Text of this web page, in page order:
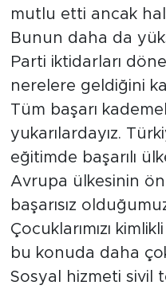
mutlu etti ancak
Bunun daha da
Parti iktidarları
nerelere geldiğini
Tüm başarı
yukarılardayız.
eğitimde başarılı
Avrupa ülkesinin
başarısız
Çocuklarımızı
bu konuda daha
Sosyal hizmeti sivil